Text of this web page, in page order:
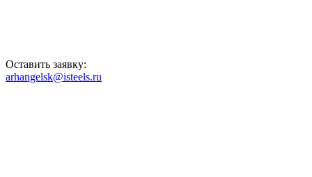
Оставить заявку:
arhangelsk@isteels.ru